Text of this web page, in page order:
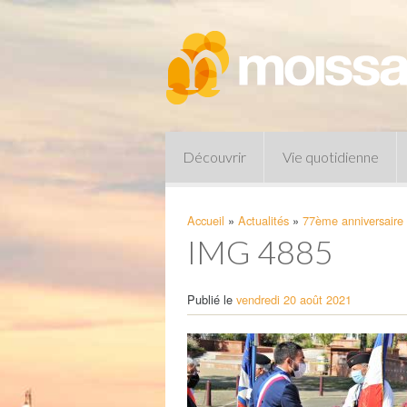
Découvrir Vie quotidienne
Pharmacies de garde
Accueil » Actualités » 77ème
IMG 4885
Publié le vendredi 20 août 2021